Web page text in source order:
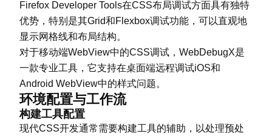
Firefox Developer Tools在CSS布局调试方面具有独特
优势，特别是其Grid和Flexbox调试功能，可以直观地
显示网格线和布局结构。
对于移动端WebView中的CSS调试，WebDebugX是
一款专业工具，它支持在桌面端远程调试iOS和
Android WebView中的样式问题。
环境配置与工作流
构建工具配置
现代CSS开发通常需要构建工具的辅助，以处理预处